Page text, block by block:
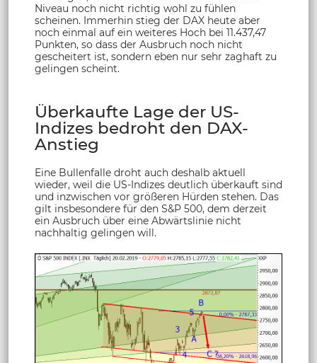
Niveau noch nicht richtig wohl zu fühlen
scheinen. Immerhin stieg der DAX heute aber
noch einmal auf ein weiteres Hoch bei 11.437,47
Punkten, so dass der Ausbruch noch nicht
gescheitert ist, sondern eben nur sehr zaghaft zu
gelingen scheint.
Überkaufte Lage der US-
Indizes bedroht den DAX-
Anstieg
Eine Bullenfalle droht auch deshalb aktuell
wieder, weil die US-Indizes deutlich überkauft sind
und inzwischen vor größeren Hürden stehen. Das
gilt insbesondere für den S&P 500, dem derzeit
ein Ausbruch über eine Abwärtslinie nicht
nachhaltig gelingen will.